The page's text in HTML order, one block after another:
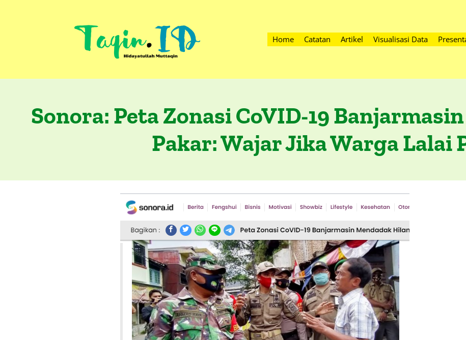
Home Catatan Artikel Visualisasi Data
Sonora: Peta Zonasi CoVID-19
Pakar: Wajar Jika Warga Lalai